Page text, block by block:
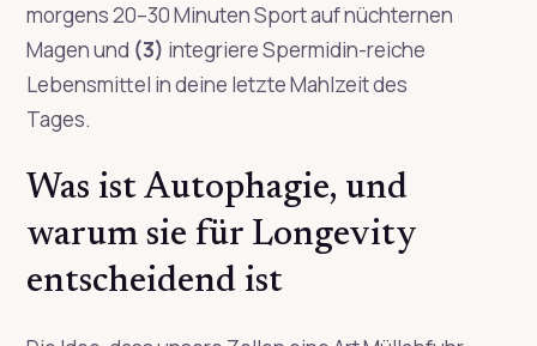
morgens 20–30 Minuten Sport auf nüchternen
Magen und (3) integriere Spermidin-reiche
Lebensmittel in deine letzte Mahlzeit des
Tages.
Was ist Autophagie, und
warum sie für Longevity
entscheidend ist